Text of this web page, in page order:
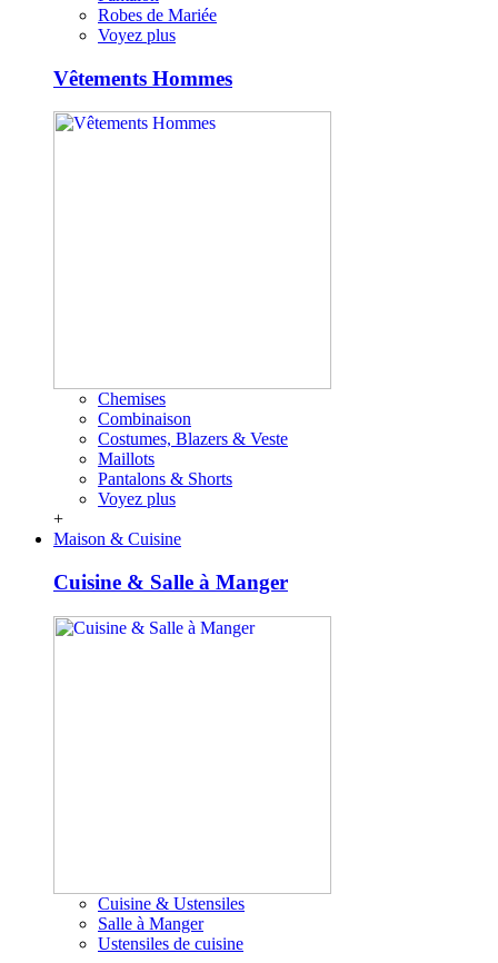
Robes de Mariée
Voyez plus
Vêtements Hommes
Chemises
Combinaison
Costumes, Blazers & Veste
Maillots
Pantalons & Shorts
Voyez plus
+
Maison & Cuisine
Cuisine & Salle à Manger
Cuisine & Ustensiles
Salle à Manger
Ustensiles de cuisine